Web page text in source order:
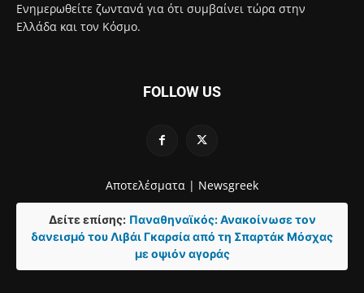
Ενημερωθείτε ζωντανά για ότι συμβαίνει τώρα στην
Ελλάδα και τον Κόσμο.
FOLLOW US
Αποτελέσματα | Newsgreek
Δείτε επίσης: Παναθηναϊκός: Ανακοίνωσε τον
δανεισμό του Λιβάι Γκαρσία από τη Σπαρτάκ Μόσχας
με οψιόν αγοράς